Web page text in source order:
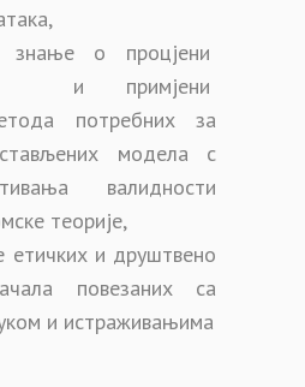
знање о процјени
и примјени
потребних за
модела с
валидности
теорије,
етичких и друштвено
повезаних са
и истраживањима